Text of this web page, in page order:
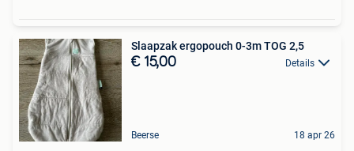
Slaapzak ergopouch 0-3m TOG 2,5
€ 15,00 Details
Beerse 18 apr 26